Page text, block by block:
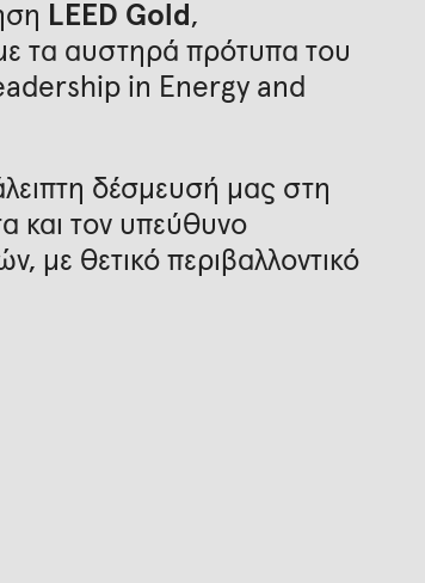
LEED Gold ,
τα αυστηρά πρότυπα του
in Energy and
δέσμευσή μας στη
και τον υπεύθυνο
με θετικό περιβαλλοντικό